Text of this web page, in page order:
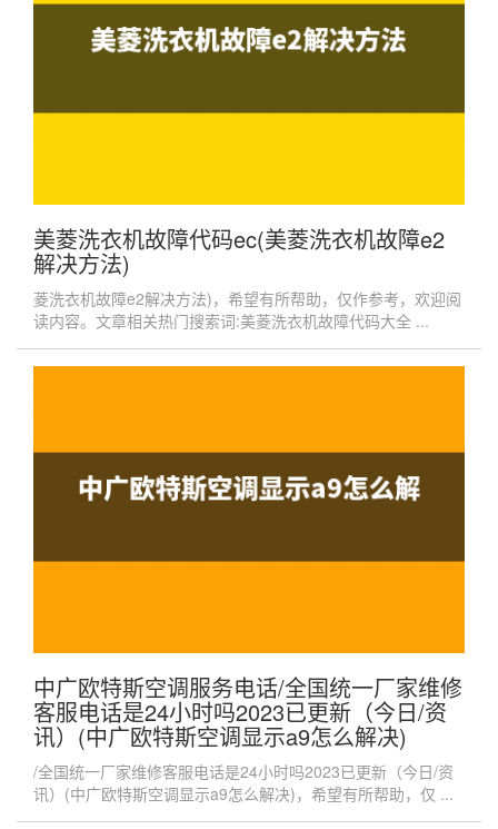
美菱洗衣机故障代码ec(美菱洗衣机故障e2
解决方法)
菱洗衣机故障e2解决方法)，希望有所帮助，仅作参考，欢迎阅
读内容。文章相关热门搜索词:美菱洗衣机故障代码大全 ...
中广欧特斯空调服务电话/全国统一厂家维修
客服电话是24小时吗2023已更新（今日/资
讯）(中广欧特斯空调显示a9怎么解决)
/全国统一厂家维修客服电话是24小时吗2023已更新（今日/资
讯）(中广欧特斯空调显示a9怎么解决)，希望有所帮助，仅 ...